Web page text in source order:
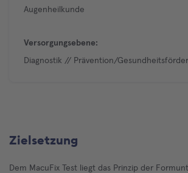
Augenheilkunde
Versorgungsebene:
Diagnostik // Prävention/
Zielsetzung
Dem MacuFix Test liegt das Prinzip der